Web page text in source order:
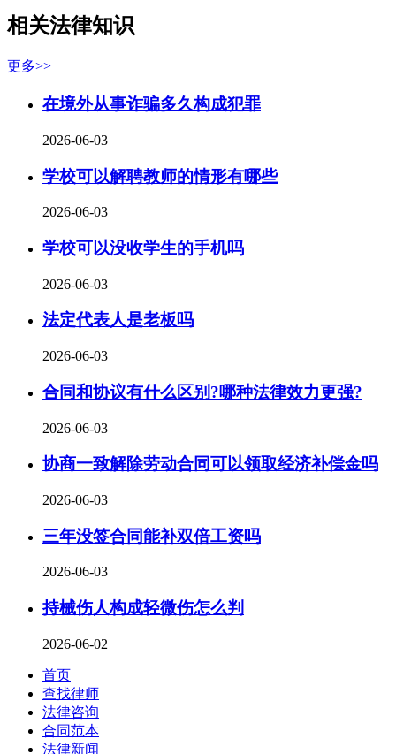
相关法律知识
更多>>
在境外从事诈骗多久构成犯罪
2026-06-03
学校可以解聘教师的情形有哪些
2026-06-03
学校可以没收学生的手机吗
2026-06-03
法定代表人是老板吗
2026-06-03
合同和协议有什么区别?哪种法律效力更强?
2026-06-03
协商一致解除劳动合同可以领取经济补偿金吗
2026-06-03
三年没签合同能补双倍工资吗
2026-06-03
持械伤人构成轻微伤怎么判
2026-06-02
首页
查找律师
法律咨询
合同范本
法律新闻